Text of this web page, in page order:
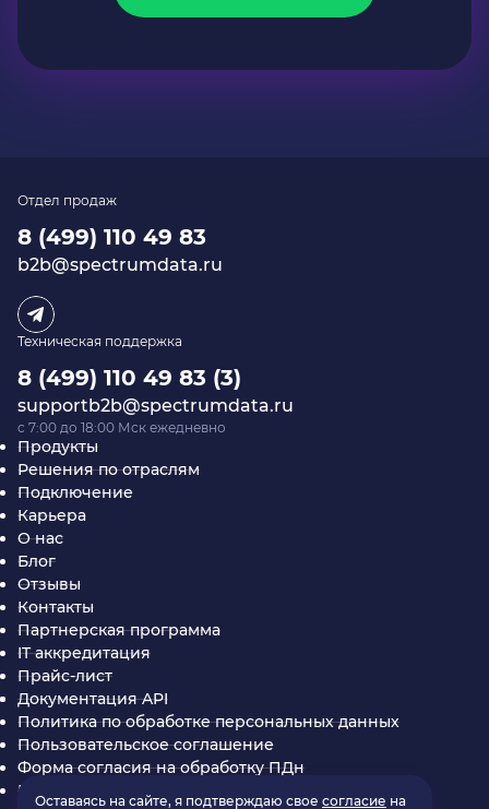
Продукты
Решения по отраслям
Подключение
Карьера
О нас
Блог
Отзывы
Контакты
Партнерская программа
IT аккредитация
Прайс-лист
Документация API
Политика по обработке персональных данных
Пользовательское соглашение
Форма согласия на обработку ПДн
Партнерское соглашение SpectrumData
Отдел продаж
8 (499) 110 49 83
b2b@spectrumdata.ru
Техническая поддержка
8 (499) 110 49 83 (3)
supportb2b@spectrumdata.ru
c 7:00 до 18:00 Мск ежедневно